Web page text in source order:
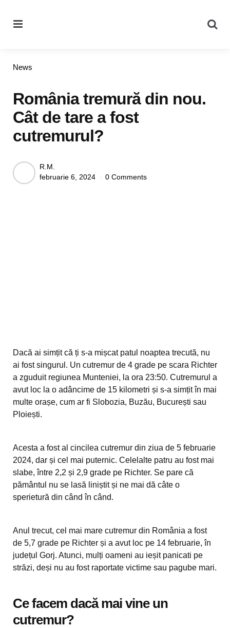
Categories
News
România tremură din nou.
Cât de tare a fost
cutremurul?
Posted
by
R.M.
februarie 6, 2024
0 Comments
Dacă ai simțit că ți s-a mișcat patul noaptea trecută, nu
ai fost singurul. Un cutremur de 4 grade pe scara Richter
a zguduit regiunea Munteniei, la ora 23:50. Cutremurul a
avut loc la o adâncime de 15 kilometri și s-a simțit în mai
multe orașe, cum ar fi Slobozia, Buzău, București sau
Ploiești.
Acesta a fost al cincilea cutremur din ziua de 5 februarie
2024, dar și cel mai puternic. Celelalte patru au fost mai
slabe, între 2,2 și 2,9 grade pe Richter. Se pare că
pământul nu se lasă liniștit și ne mai dă câte o
sperietură din când în când.
Anul trecut, cel mai mare cutremur din România a fost
de 5,7 grade pe Richter și a avut loc pe 14 februarie, în
județul Gorj. Atunci, mulți oameni au ieșit panicati pe
străzi, deși nu au fost raportate victime sau pagube mari.
Ce facem dacă mai vine un
cutremur?